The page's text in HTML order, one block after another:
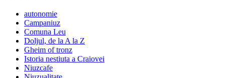
autonomie
Campaniuz
Comuna Leu
Doljul, de la A la Z
Gheim of tronz
Istoria nestiuta a Craiovei
Niuzcafe